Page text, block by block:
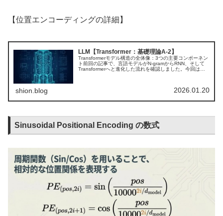
【位置エンコーディングの詳細】
LLM【Transformer：基礎理論A-2】
Transformerモデル構造の全体像：3つの主要コンポーネン
ト前回の記事で、言語モデルがN-gramからRNN、そして
Transformerへと進化した流れを確認しました。今回は、
shion.blog 2026.01.20
Sinusoidal Positional Encoding の数式